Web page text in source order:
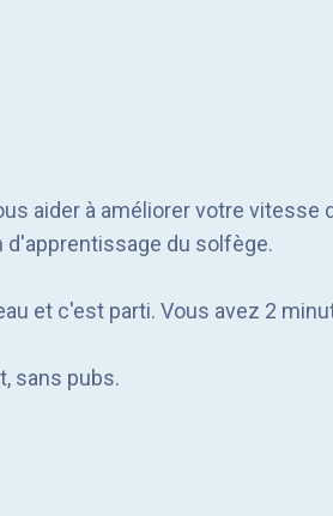
aider à améliorer votre vitesse
d'apprentissage du solfège.
et c'est parti. Vous avez 2
sans pubs.